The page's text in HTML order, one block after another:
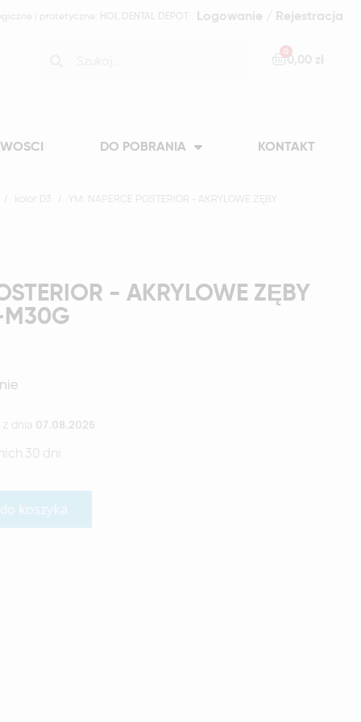
i protetyczne: HOL DENTAL DEPOT Logowanie / Rejestracja
0,00 zł
DO POBRANIA KONTAKT
kolor D3 YM. NAPERCE POSTERIOR - AKRYLOWE ZĘBY
- AKRYLOWE ZĘBY
M30G
z dnia 07.08.2026
30 dni
koszyka